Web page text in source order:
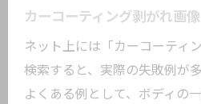
カーコーティング剥がれ画
ネット上には「カーコーティ
検索すると、実際の失敗例が
よくある例として、ボディの